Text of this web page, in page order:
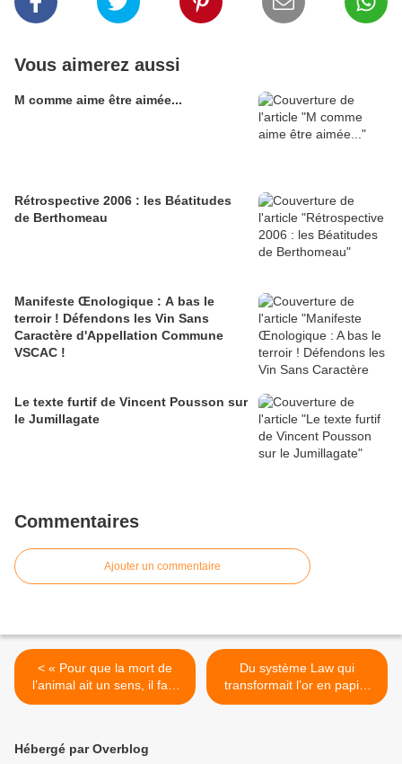
Vous aimerez aussi
M comme aime être aimée...
Rétrospective 2006 : les Béatitudes
de Berthomeau
Manifeste Œnologique : A bas le
terroir ! Défendons les Vin Sans
Caractère d'Appellation Commune
VSCAC !
Le texte furtif de Vincent Pousson sur
le Jumillagate
Commentaires
Ajouter un commentaire
< « Pour que la mort de
l’animal ait un sens, il faut
que sa vie ait un aussi »
Marais Champs Bourgneuf-
Du système Law qui
transformait l’or en papier
au bitcoin de Satoshi
Hébergé par Overblog